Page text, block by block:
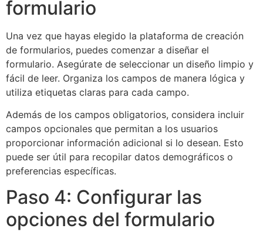
formulario
Una vez que hayas elegido la plataforma de creación
de formularios, puedes comenzar a diseñar el
formulario. Asegúrate de seleccionar un diseño limpio y
fácil de leer. Organiza los campos de manera lógica y
utiliza etiquetas claras para cada campo.
Además de los campos obligatorios, considera incluir
campos opcionales que permitan a los usuarios
proporcionar información adicional si lo desean. Esto
puede ser útil para recopilar datos demográficos o
preferencias específicas.
Paso 4: Configurar las
opciones del formulario